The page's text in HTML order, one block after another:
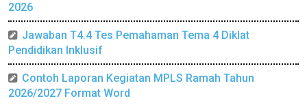
2026
Jawaban T4.4 Tes Pemahaman Tema 4 Diklat
Pendidikan Inklusif
Contoh Laporan Kegiatan MPLS Ramah Tahun
2026/2027 Format Word